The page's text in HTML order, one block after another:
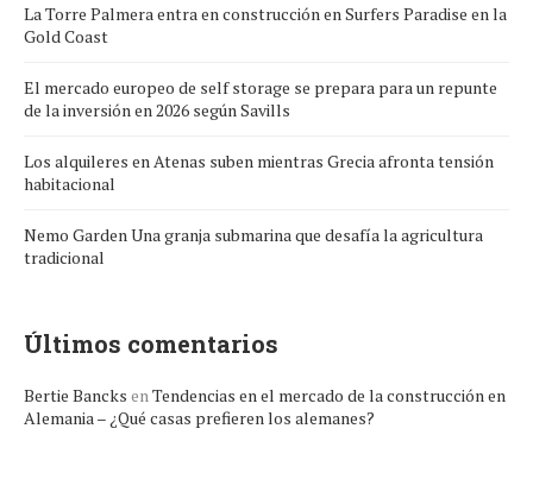
La Torre Palmera entra en construcción en Surfers Paradise en la
Gold Coast
El mercado europeo de self storage se prepara para un repunte
de la inversión en 2026 según Savills
Los alquileres en Atenas suben mientras Grecia afronta tensión
habitacional
Nemo Garden Una granja submarina que desafía la agricultura
tradicional
Últimos comentarios
Bertie Bancks enTendencias en el mercado de la construcción en
Alemania – ¿Qué casas prefieren los alemanes?